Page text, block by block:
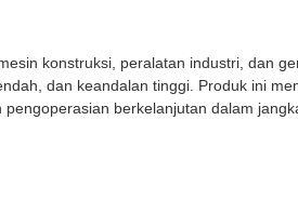
konstruksi, peralatan industri, dan
dan keandalan tinggi. Produk ini
berkelanjutan dalam